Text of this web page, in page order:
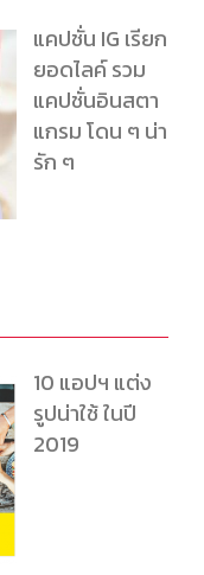
แคปชั่น IG เรียก
ยอดไลค์ รวม
แคปชั่นอินสตา
แกรม โดน ๆ น่า
รัก ๆ
10 แอปฯ แต่ง
รูปน่าใช้ ในปี
2019